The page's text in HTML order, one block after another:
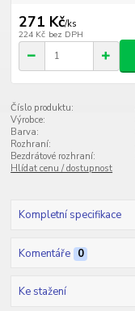
271 Kč/ks
224 Kč bez DPH
Číslo produktu:
Výrobce:
Barva:
Rozhraní:
Bezdrátové rozhraní:
Hlídat cenu / dostupnost
Kompletní specifikace
Komentáře 0
Ke stažení